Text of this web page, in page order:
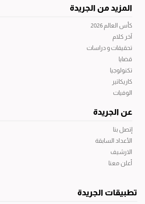
المزيد من الجريدة
كأس العالم 2026
آخر كلام
تحقيقات و دراسات
قضايا
تكنولوجيا
كاريكاتير
الوفيات
عن الجريدة
إتصل بنا
الأعداد السابقة
الارشيف
أعلن معنا
تطبيقات الجريدة